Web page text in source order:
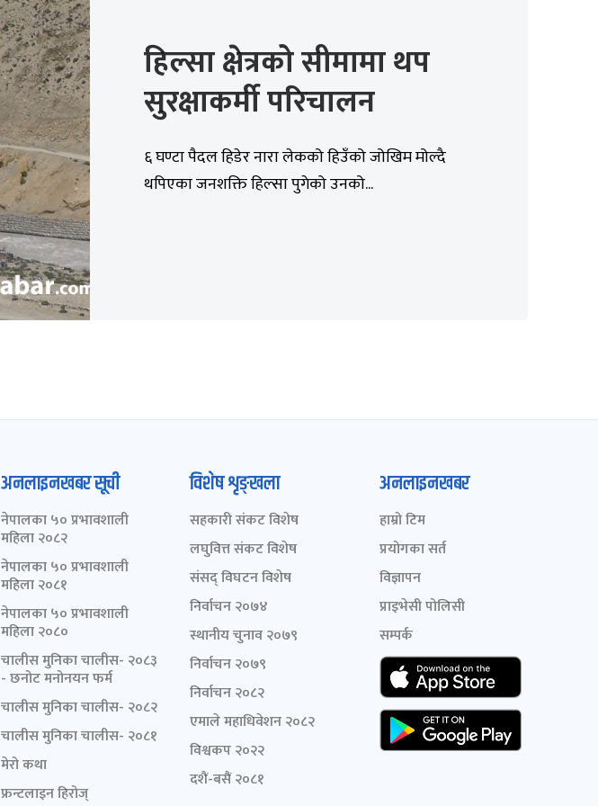
हिल्सा क्षेत्रको सीमामा थप
सुरक्षाकर्मी परिचालन
६ घण्टा पैदल हिडेर नारा लेकको हिउँको जोखिम मोल्दै
थपिएका जनशक्ति हिल्सा पुगेको उनको...
अनलाइनखबर सूची
नेपालका ५० प्रभावशाली
महिला २०८२
नेपालका ५० प्रभावशाली
महिला २०८१
नेपालका ५० प्रभावशाली
महिला २०८०
चालीस मुनिका चालीस- २०८३
- छनोट मनोनयन फर्म
चालीस मुनिका चालीस- २०८२
चालीस मुनिका चालीस- २०८१
मेरो कथा
फ्रन्टलाइन हिरोज्
विशेष शृङ्खला
सहकारी संकट विशेष
लघुवित्त संकट विशेष
संसद् विघटन विशेष
निर्वाचन २०७४
स्थानीय चुनाव २०७९
निर्वाचन २०७९
निर्वाचन २०८२
एमाले महाधिवेशन २०८२
विश्वकप २०२२
दशैं-बसैं २०८१
अनलाइनखबर
हाम्रो टिम
प्रयोगका सर्त
विज्ञापन
प्राइभेसी पोलिसी
सम्पर्क